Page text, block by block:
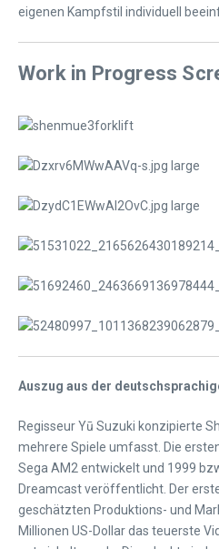
eigenen Kampfstil individuell
Work in Progress
Auszug aus der
Regisseur Yū Suzuki konzipierte
mehrere Spiele umfasst. Die
Sega AM2 entwickelt und 1999
Dreamcast veröffentlicht. Der
geschätzten Produktions- und
Millionen US-Dollar das teuerste